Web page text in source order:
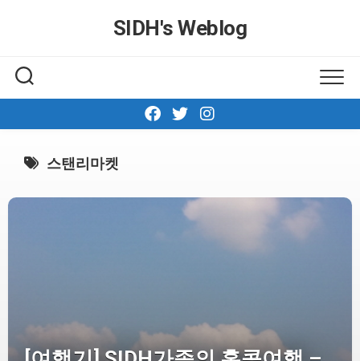
SIDH′s Weblog
스탠리마켓